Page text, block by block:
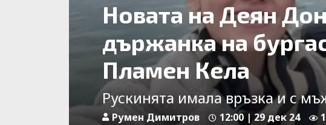
Новата на Деян
държанка на
Пламен Кела
Рускинята имала връзка и с
Румен Димитров 12:00 | 29 дек 24